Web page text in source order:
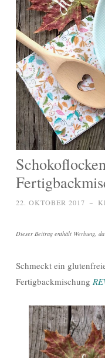
22. OKTOBER 2017 ~
Dieser Beitrag enthält Werbung,
Schmeckt ein
Fertigbackmischung